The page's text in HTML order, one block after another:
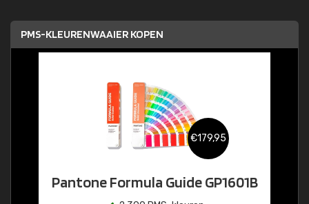
PMS-KLEURENWAAIER KOPEN
€179,95
Pantone Formula Guide GP1601B